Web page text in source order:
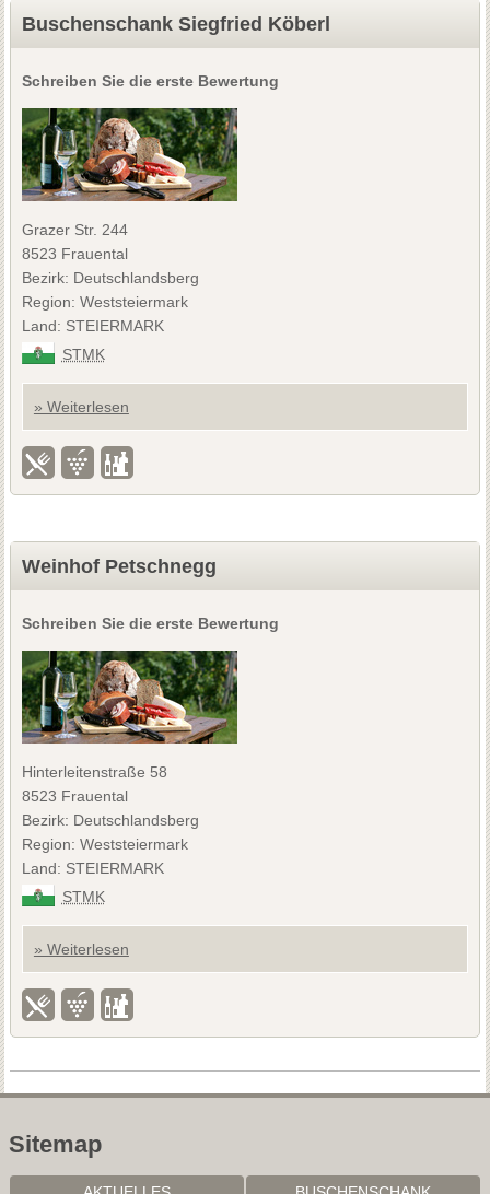
Buschenschank Siegfried Köberl
Schreiben Sie die erste Bewertung
Grazer Str. 244
8523 Frauental
Bezirk: Deutschlandsberg
Region: Weststeiermark
Land: STEIERMARK
STMK
» Weiterlesen
Weinhof Petschnegg
Schreiben Sie die erste Bewertung
Hinterleitenstraße 58
8523 Frauental
Bezirk: Deutschlandsberg
Region: Weststeiermark
Land: STEIERMARK
STMK
» Weiterlesen
Sitemap